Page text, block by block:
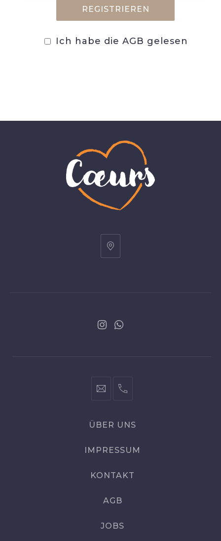
Ich habe die AGB gelesen
NeuesNeues
info@coeurs.de
+49
ÜBER UNS
IMPRESSUM
KONTAKT
AGB
JOBS